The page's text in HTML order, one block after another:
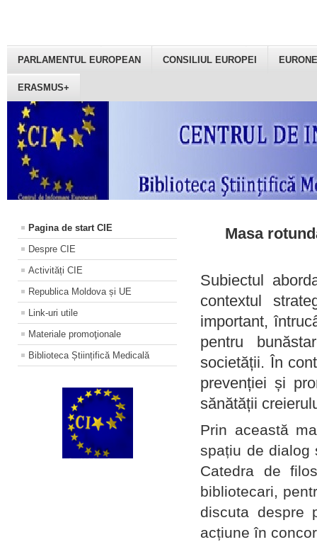
PARLAMENTUL EUROPEAN CONSILIUL EUROPEI
ERASMUS+
Pagina de start CIE
Despre CIE
Activități CIE
Republica Moldova și UE
Link-uri utile
Materiale promoţionale
Biblioteca Științifică Medicală
Masa
Subiectul
contextul
important,
pentru
societății. În
prevenției și
sănătății
Prin această
spațiu de dialog
Catedra de
bibliotecari,
discuta despre
acțiune în